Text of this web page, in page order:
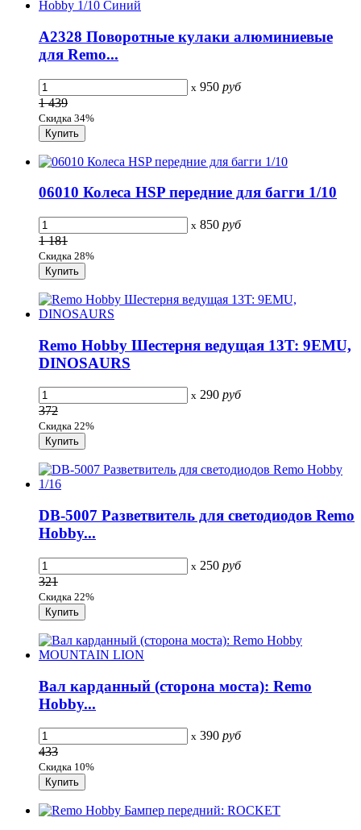
A2328 Поворотные кулаки алюминиевые
для Remo...
x 950 руб
1 439
Скидка 34%
06010 Колеса HSP передние для багги 1/10
x 850 руб
1 181
Скидка 28%
Remo Hobby Шестерня ведущая 13T: 9EMU,
DINOSAURS
x 290 руб
372
Скидка 22%
DB-5007 Разветвитель для светодиодов Remo
Hobby...
x 250 руб
321
Скидка 22%
Вал карданный (сторона моста): Remo
Hobby...
x 390 руб
433
Скидка 10%